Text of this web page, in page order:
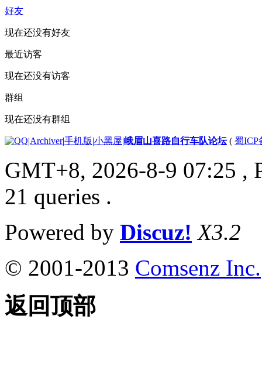
好友
现在还没有好友
最近访客
现在还没有访客
群组
现在还没有群组
|Archiver|手机版|小黑屋|峨眉山喜路自行车队论坛( 蜀ICP
GMT+8, 2026-8-9 07:25 ,
21 queries .
Powered by Discuz! X3.2
© 2001-2013 Comsenz Inc.
返回顶部